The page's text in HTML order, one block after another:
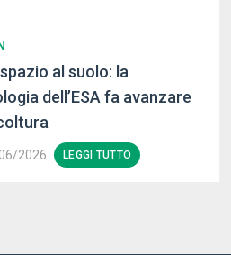
al suolo: la
dell’ESA fa avanzare
2026 LEGGI TUTTO